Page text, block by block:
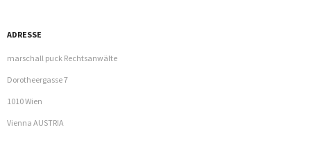
- Mia Sunshine Steiner
- Dilara Özdemir
- Gesellschaftsrecht
ADRESSE
marschall puck Rechtsanwälte
Dorotheergasse 7
1010 Wien
Vienna AUSTRIA